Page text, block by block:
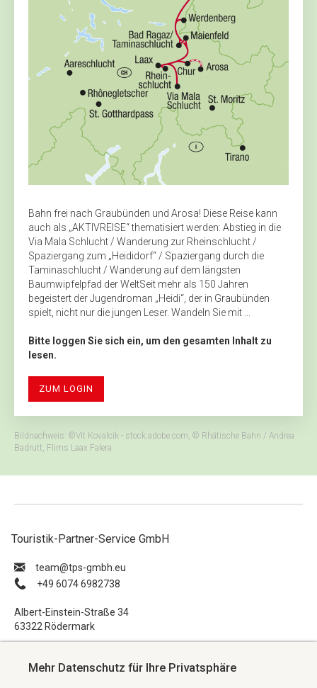
Bahn frei nach Graubünden und Arosa! Diese Reise kann
auch als „AKTIVREISE“ thematisiert werden: Abstieg in die
Via Mala Schlucht / Wanderung zur Rheinschlucht /
Spaziergang zum „Heididorf“ / Spaziergang durch die
Taminaschlucht / Wanderung auf dem längsten
Baumwipfelpfad der WeltSeit mehr als 150 Jahren
begeistert der Jugendroman „Heidi“, der in Graubünden
spielt, nicht nur die jungen Leser. Wandeln Sie mit ...
Bitte loggen Sie sich ein, um den gesamten Inhalt zu
lesen.
ZUM LOGIN
Bildnachweis: ©Vit Kovalcik - stock.adobe.com, © Rhätische Bahn / Andrea
Badrutt, Flims Laax Falera
Touristik-Partner-Service GmbH
ue.hbmg-spt@maet
+49 6074 6982738
Albert-Einstein-Straße 34
63322 Rödermark
Impressum
Mehr Datenschutz für Ihre Privatsphäre